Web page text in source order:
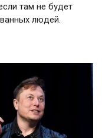
там не будет
людей.